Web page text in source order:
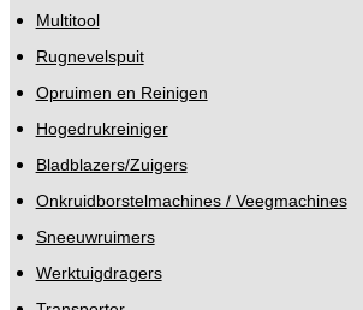
Multitool
Rugnevelspuit
Opruimen en Reinigen
Hogedrukreiniger
Bladblazers/Zuigers
Onkruidborstelmachines / Veegmachines
Sneeuwruimers
Werktuigdragers